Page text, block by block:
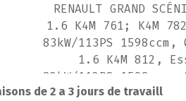
RENAULT GRAND
1.6 K4M 761; K4M
83kW/113PS
1.6 K4M 812,
82kW/112PS
2.0 F4R 770; F4R
de 2 a 3 jours de travaill